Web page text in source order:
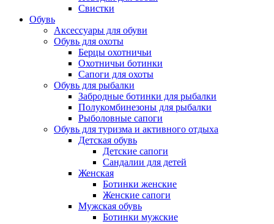
Свистки
Обувь
Аксессуары для обуви
Обувь для охоты
Берцы охотничьи
Охотничьи ботинки
Сапоги для охоты
Обувь для рыбалки
Забродные ботинки для рыбалки
Полукомбинезоны для рыбалки
Рыболовные сапоги
Обувь для туризма и активного отдыха
Детская обувь
Детские сапоги
Сандалии для детей
Женская
Ботинки женские
Женские сапоги
Мужская обувь
Ботинки мужские